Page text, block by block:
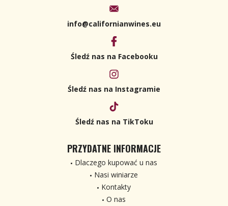
info@californianwines.eu
Śledź nas na Facebooku
Śledź nas na Instagramie
Śledź nas na TikToku
PRZYDATNE INFORMACJE
Dlaczego kupować u nas
Nasi winiarze
Kontakty
O nas